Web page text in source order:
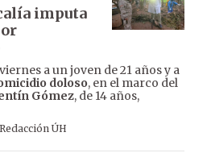
imputa
a un joven de 21 años y a
doloso, en el marco del
Gómez, de 14 años,
Redacción ÚH